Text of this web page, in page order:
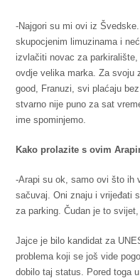
-Najgori su mi ovi iz
skupocjenim limuzinama i
izvlačiti novac za
ovdje velika marka. Za svoju
good, Franuzi, svi plaćaju
stvarno nije puno za sat
ime spominjemo.
Kako prolazite s ovim
-Arapi su ok, samo ovi što ih
sačuvaj. Oni znaju i vrijeđati
za parking. Čudan je to
Jajce je bilo kandidat za
problema koji se još vide
dobilo taj status. Pored toga